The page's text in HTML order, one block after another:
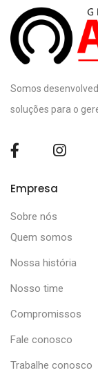
Somos
soluções para o
Empresa
Sobre nós
Quem somos
Nossa história
Nosso time
Compromissos
Fale conosco
Trabalhe conosco